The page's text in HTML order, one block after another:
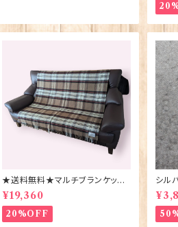
★送料無料★マルチブランケット
【CAMEL STEWART】Bronte
by Moon 00185-A
¥19,360
20%OFF
シル
バイ